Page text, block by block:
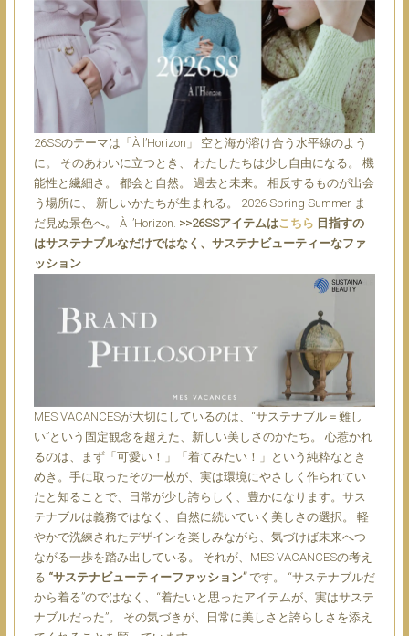
26SSのテーマは「À l’Horizon」 空と海が溶け合う水平線のよう
に。 そのあわいに立つとき、 わたしたちは少し自由になる。 機
能性と繊細さ。 都会と自然。 過去と未来。 相反するものが出会
う場所に、 新しいかたちが生まれる。 2026 Spring Summer ま
だ見ぬ景色へ。 À l’Horizon. >>26SSアイテムはこちら 目指すの
はサステナブルなだけではなく、サステナビューティーなファ
ッション
MES VACANCESが大切にしているのは、“サステナブル＝難し
い”という固定観念を超えた、新しい美しさのかたち。 心惹かれ
るのは、まず「可愛い！」「着てみたい！」という純粋なとき
めき。手に取ったその一枚が、実は環境にやさしく作られてい
たと知ることで、日常が少し誇らしく、豊かになります。サス
テナブルは義務ではなく、自然に続いていく美しさの選択。 軽
やかで洗練されたデザインを楽しみながら、気づけば未来へつ
ながる一歩を踏み出している。 それが、MES VACANCESの考え
る “サステナビューティーファッション”です。 “サステナブルだ
から着る”のではなく、“着たいと思ったアイテムが、実はサステ
ナブルだった”。 その気づきが、日常に美しさと誇らしさを添え